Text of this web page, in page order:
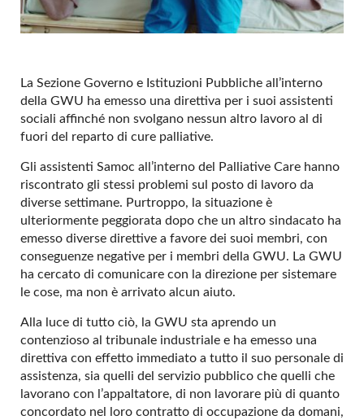
La Sezione Governo e Istituzioni Pubbliche all’interno
della GWU ha emesso una direttiva per i suoi assistenti
sociali affinché non svolgano nessun altro lavoro al di
fuori del reparto di cure palliative.
Gli assistenti Samoc all’interno del Palliative Care hanno
riscontrato gli stessi problemi sul posto di lavoro da
diverse settimane. Purtroppo, la situazione è
ulteriormente peggiorata dopo che un altro sindacato ha
emesso diverse direttive a favore dei suoi membri, con
conseguenze negative per i membri della GWU. La GWU
ha cercato di comunicare con la direzione per sistemare
le cose, ma non è arrivato alcun aiuto.
Alla luce di tutto ciò, la GWU sta aprendo un
contenzioso al tribunale industriale e ha emesso una
direttiva con effetto immediato a tutto il suo personale di
assistenza, sia quelli del servizio pubblico che quelli che
lavorano con l’appaltatore, di non lavorare più di quanto
concordato nel loro contratto di occupazione da domani,